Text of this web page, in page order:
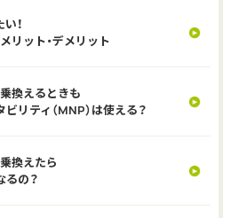
！
リット・デメリット
換えるときも
リティ（MNP）は使える？
換えたら
るの？